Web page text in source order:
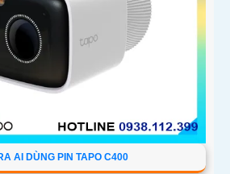
AI DÙNG PIN TAPO C400